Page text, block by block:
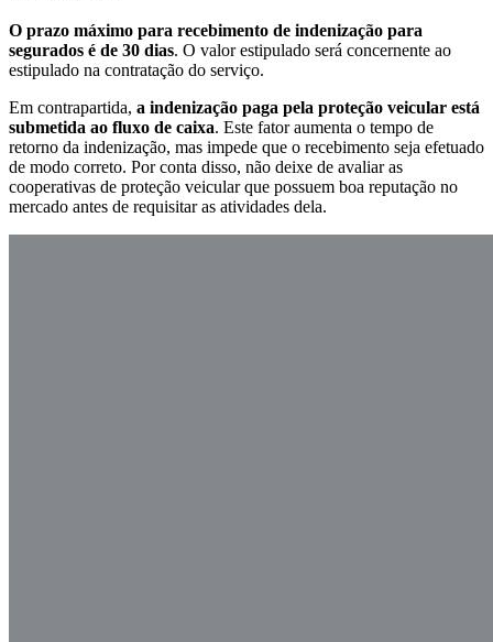
O prazo máximo para recebimento de indenização para
segurados é de 30 dias. O valor estipulado será concernente ao
estipulado na contratação do serviço.
Em contrapartida, a indenização paga pela proteção veicular está
submetida ao fluxo de caixa. Este fator aumenta o tempo de
retorno da indenização, mas impede que o recebimento seja efetuado
de modo correto. Por conta disso, não deixe de avaliar as
cooperativas de proteção veicular que possuem boa reputação no
mercado antes de requisitar as atividades dela.